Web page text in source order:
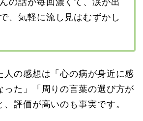
の話が毎回濃くて、涙が出
、気軽に流し見はむずかし
人の感想は「心の病が身近に感
った」「周りの言葉の選び方が
評価が高いのも事実です。